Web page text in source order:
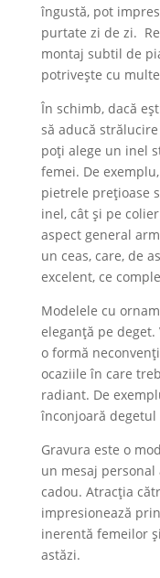
îngustă, pot
purtate zi de zi.
montaj subtil de
potrivește cu
În schimb, dacă
să aducă
poţi alege un inel
femei. De
pietrele prețioase
inel, cât și pe
aspect general
un ceas, care, de
excelent, ce
Modelele cu
eleganță pe
o formă
ocaziile în care
radiant. De
înconjoară
Gravura este o
un mesaj
cadou. Atracția
impresionează
inerentă femeilor
astăzi.